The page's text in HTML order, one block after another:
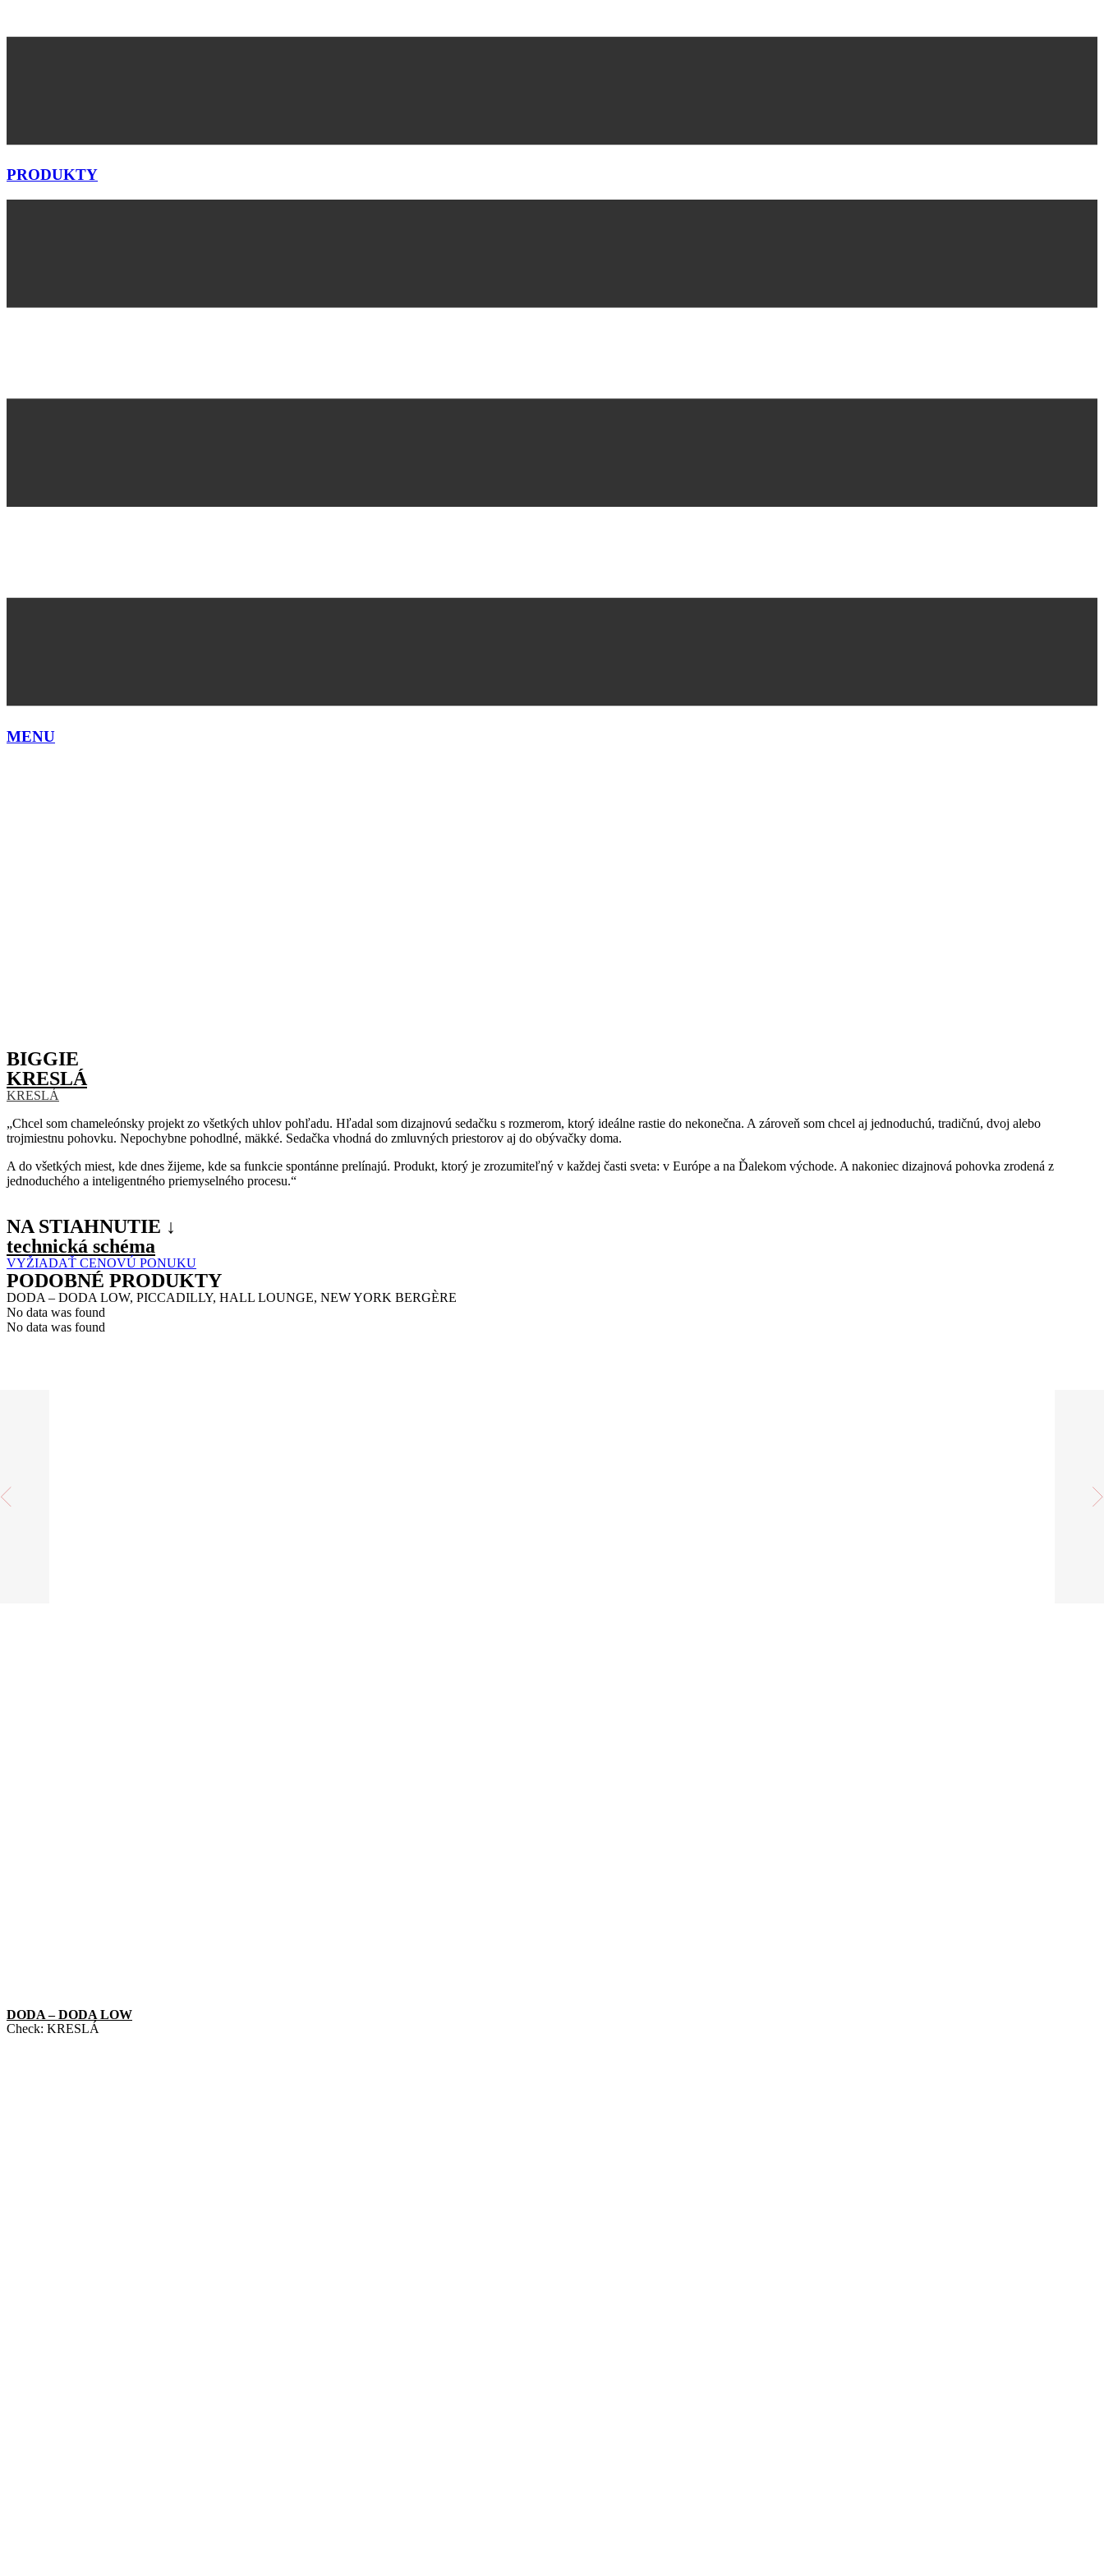
PRODUKTY
MENU
BIGGIE
KRESLÁ
KRESLÁ
„Chcel som chameleónsky projekt zo všetkých uhlov pohľadu. Hľadal som dizajnovú sedačku s rozmerom, ktorý ideálne rastie do nekonečna. A zároveň som chcel aj jednoduchú, tradičnú, dvoj alebo
trojmiestnu pohovku. Nepochybne pohodlné, mäkké. Sedačka vhodná do zmluvných priestorov aj do obývačky doma.
A do všetkých miest, kde dnes žijeme, kde sa funkcie spontánne prelínajú. Produkt, ktorý je zrozumiteľný v každej časti sveta: v Európe a na Ďalekom východe. A nakoniec dizajnová pohovka zrodená z
jednoduchého a inteligentného priemyselného procesu.“
NA STIAHNUTIE ↓
technická schéma
VYŽIADAŤ CENOVÚ PONUKU
PODOBNÉ PRODUKTY
DODA – DODA LOW, PICCADILLY, HALL LOUNGE, NEW YORK BERGÈRE
No data was found
No data was found
DODA – DODA LOW
Check: KRESLÁ